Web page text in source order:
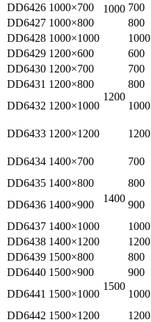
1000
DD6426 1000×700 700
DD6427 1000×800 800
DD6428 1000×1000 1000
DD6429 1200×600
1200
600
DD6430 1200×700 700
DD6431 1200×800 800
DD6432 1200×1000 1000
DD6433 1200×1200 1200
DD6434 1400×700
1400
700
DD6435 1400×800 800
DD6436 1400×900 900
DD6437 1400×1000 1000
DD6438 1400×1200 1200
DD6439 1500×800
1500
800
DD6440 1500×900 900
DD6441 1500×1000 1000
DD6442 1500×1200 1200